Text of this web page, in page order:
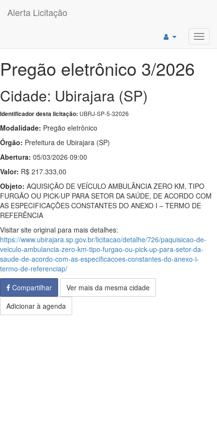
Alerta Licitação
Pregão eletrônico 3/2026
Cidade: Ubirajara (SP)
Identificador desta licitação: UBRJ-SP-5-32026
Modalidade: Pregão eletrônico
Órgão: Prefeitura de Ubirajara (SP)
Abertura: 05/03/2026 09:00
Valor: R$ 217.333,00
Objeto: AQUISIÇÃO DE VEÍCULO AMBULÂNCIA ZERO KM, TIPO
FURGÃO OU PICK-UP PARA SETOR DA SAÚDE, DE ACORDO COM
AS ESPECIFICAÇÕES CONSTANTES DO ANEXO I – TERMO DE
REFERÊNCIA
Visitar site original para mais detalhes:
https://www.ubirajara.sp.gov.br/licitacao/detalhe/726/paquisicao-de-
veiculo-ambulancia-zero-km-tipo-furgao-ou-pick-up-para-setor-da-
saude-de-acordo-com-as-especificacoes-constantes-do-anexo-i-
termo-de-referenciap/
Compartilhar
Ver mais da mesma cidade
Adicionar à agenda